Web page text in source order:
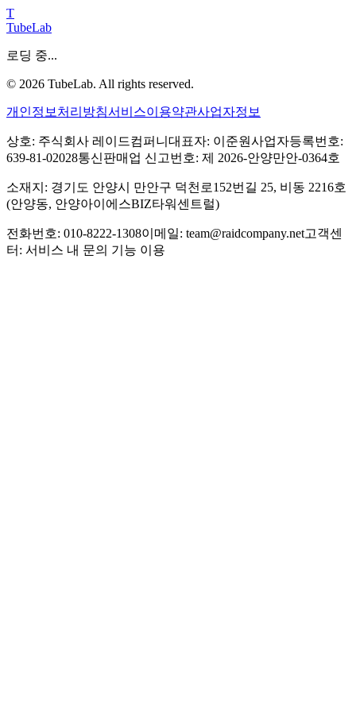
T
TubeLab
로딩 중...
© 2026 TubeLab. All rights reserved.
개인정보처리방침서비스이용약관사업자정보
상호: 주식회사 레이드컴퍼니 대표자: 이준원사업자등록번호:
639-81-02028통신판매업 신고번호: 제 2026-안양만안-0364호
소재지: 경기도 안양시 만안구 덕천로152번길 25, 비동 2216호
(안양동, 안양아이에스BIZ타워센트럴)
전화번호: 010-8222-1308이메일: team@raidcompany.net고객센
터: 서비스 내 문의 기능 이용